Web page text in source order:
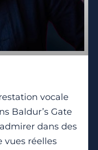
vocale
Baldur’s Gate
dans des
vues réelles